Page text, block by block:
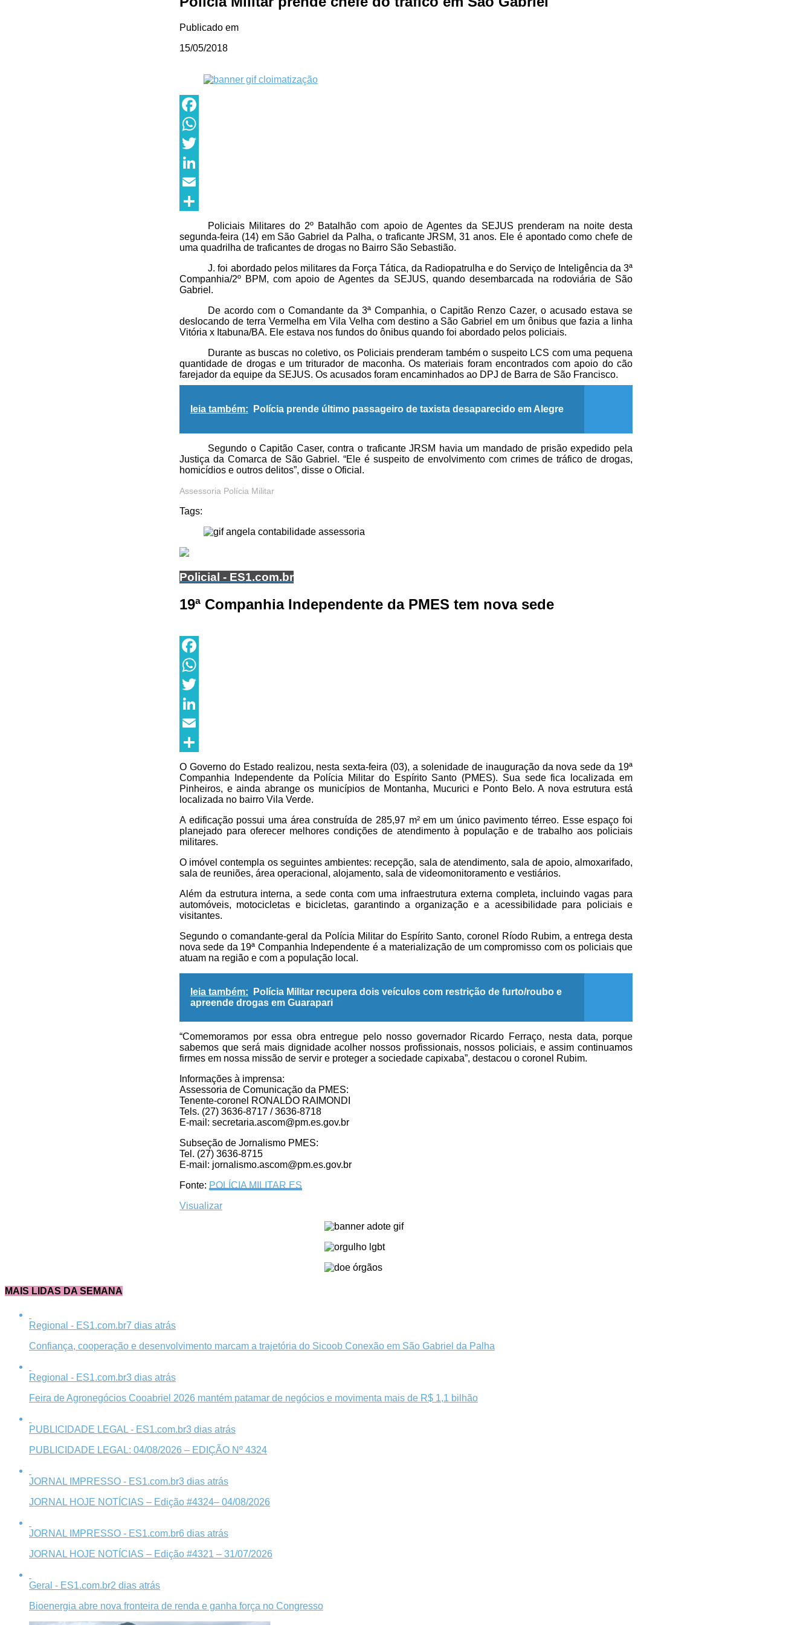
Publicado em
15/05/2018
Facebook
WhatsApp
Twitter
LinkedIn
Email
Policiais Militares do 2º Batalhão com apoio de Agentes da SEJUS prenderam na noite desta
segunda-feira (14) em São Gabriel da Palha, o traficante JRSM, 31 anos. Ele é apontado como chefe de
uma quadrilha de traficantes de drogas no Bairro São Sebastião.
J. foi abordado pelos militares da Força Tática, da Radiopatrulha e do Serviço de Inteligência da 3ª
Companhia/2º BPM, com apoio de Agentes da SEJUS, quando desembarcada na rodoviária de São
Gabriel.
De acordo com o Comandante da 3ª Companhia, o Capitão Renzo Cazer, o acusado estava se
deslocando de terra Vermelha em Vila Velha com destino a São Gabriel em um ônibus que fazia a linha
Vitória x Itabuna/BA. Ele estava nos fundos do ônibus quando foi abordado pelos policiais.
Durante as buscas no coletivo, os Policiais prenderam também o suspeito LCS com uma pequena
quantidade de drogas e um triturador de maconha. Os materiais foram encontrados com apoio do cão
farejador da equipe da SEJUS. Os acusados foram encaminhados ao DPJ de Barra de São Francisco.
leia também: Polícia prende último passageiro de taxista desaparecido em Alegre
Segundo o Capitão Caser, contra o traficante JRSM havia um mandado de prisão expedido pela
Justiça da Comarca de São Gabriel. “Ele é suspeito de envolvimento com crimes de tráfico de drogas,
homicídios e outros delitos”, disse o Oficial.
Assessoria Polícia Militar
Tags:
Policial - ES1.com.br
19ª Companhia Independente da PMES tem nova sede
Facebook
WhatsApp
Twitter
LinkedIn
Email
Share
O Governo do Estado realizou, nesta sexta-feira (03), a solenidade de inauguração da nova sede da 19ª
Companhia Independente da Polícia Militar do Espírito Santo (PMES). Sua sede fica localizada em
Pinheiros, e ainda abrange os municípios de Montanha, Mucurici e Ponto Belo. A nova estrutura está
localizada no bairro Vila Verde.
A edificação possui uma área construída de 285,97 m² em um único pavimento térreo. Esse espaço foi
planejado para oferecer melhores condições de atendimento à população e de trabalho aos policiais
militares.
O imóvel contempla os seguintes ambientes: recepção, sala de atendimento, sala de apoio, almoxarifado,
sala de reuniões, área operacional, alojamento, sala de videomonitoramento e vestiários.
Além da estrutura interna, a sede conta com uma infraestrutura externa completa, incluindo vagas para
automóveis, motocicletas e bicicletas, garantindo a organização e a acessibilidade para policiais e
visitantes.
Segundo o comandante-geral da Polícia Militar do Espírito Santo, coronel Ríodo Rubim, a entrega desta
nova sede da 19ª Companhia Independente é a materialização de um compromisso com os policiais que
atuam na região e com a população local.
leia também:
Polícia Militar recupera dois veículos com restrição de furto/roubo e
apreende drogas em Guarapari
“Comemoramos por essa obra entregue pelo nosso governador Ricardo Ferraço, nesta data, porque
sabemos que será mais dignidade acolher nossos profissionais, nossos policiais, e assim continuamos
firmes em nossa missão de servir e proteger a sociedade capixaba”, destacou o coronel Rubim.
Informações à imprensa:
Assessoria de Comunicação da PMES:
Tenente-coronel RONALDO RAIMONDI
Tels. (27) 3636-8717 / 3636-8718
E-mail: secretaria.ascom@pm.es.gov.br
Subseção de Jornalismo PMES:
Tel. (27) 3636-8715
E-mail: jornalismo.ascom@pm.es.gov.br
Fonte: POLÍCIA MILITAR ES
Visualizar
MAIS LIDAS DA SEMANA
Regional - ES1.com.br7 dias atrás
Confiança, cooperação e desenvolvimento marcam a trajetória do Sicoob Conexão em São Gabriel da Palha
Regional - ES1.com.br3 dias atrás
Feira de Agronegócios Cooabriel 2026 mantém patamar de negócios e movimenta mais de R$ 1,1 bilhão
PUBLICIDADE LEGAL - ES1.com.br3 dias atrás
PUBLICIDADE LEGAL: 04/08/2026 – EDIÇÃO Nº 4324
JORNAL IMPRESSO - ES1.com.br3 dias atrás
JORNAL HOJE NOTÍCIAS – Edição #4324– 04/08/2026
JORNAL IMPRESSO - ES1.com.br6 dias atrás
JORNAL HOJE NOTÍCIAS – Edição #4321 – 31/07/2026
Geral - ES1.com.br2 dias atrás
Bioenergia abre nova fronteira de renda e ganha força no Congresso